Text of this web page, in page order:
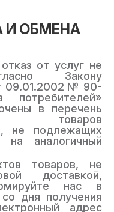
И ОБМЕНА
от услуг не
Закону
09.01.2002 № 90-
в перечень
товаров
не подлежащих
аналогичный
товаров, не
доставкой,
нас в
дня получения
адрес